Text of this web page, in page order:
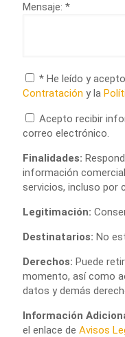
Mensaje: *
* He leído y
Contratación y la
Acepto recibir
correo electrónico.
Finalidades:
información
servicios, incluso por
Legitimación:
Destinatarios: No
Derechos: Puede
momento, así como
datos y demás
Información
el enlace de Avisos